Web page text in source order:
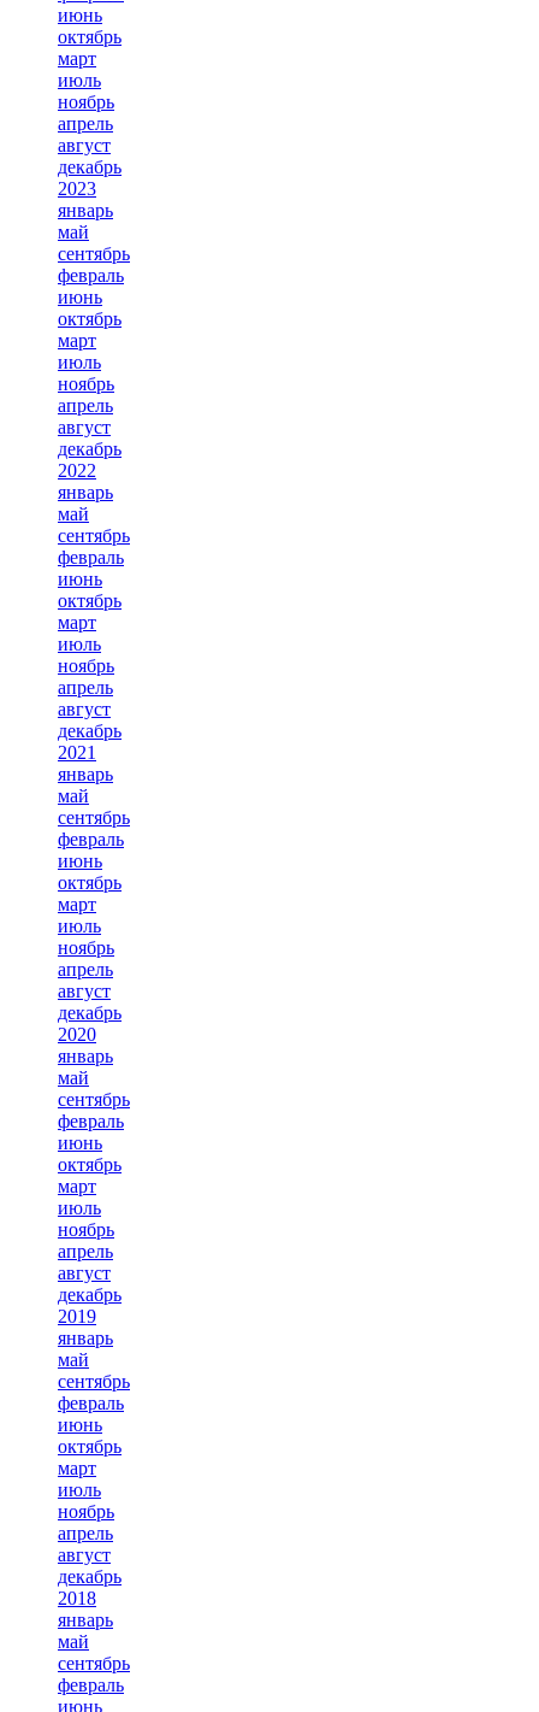
июнь
октябрь
март
июль
ноябрь
апрель
август
декабрь
2023
январь
май
сентябрь
февраль
июнь
октябрь
март
июль
ноябрь
апрель
август
декабрь
2022
январь
май
сентябрь
февраль
июнь
октябрь
март
июль
ноябрь
апрель
август
декабрь
2021
январь
май
сентябрь
февраль
июнь
октябрь
март
июль
ноябрь
апрель
август
декабрь
2020
январь
май
сентябрь
февраль
июнь
октябрь
март
июль
ноябрь
апрель
август
декабрь
2019
январь
май
сентябрь
февраль
июнь
октябрь
март
июль
ноябрь
апрель
август
декабрь
2018
январь
май
сентябрь
февраль
июнь